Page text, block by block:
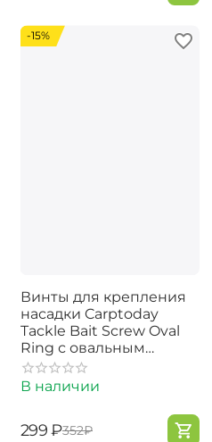
-15%
Винты для крепления
насадки Carptoday
Tackle Bait Screw Oval
Ring с овальным
кольцом
В наличии
‍299‍ ₽‍352‍₽